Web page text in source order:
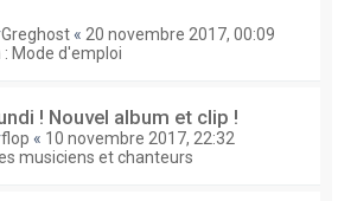
Greghost « 20 novembre 2017, 00:09
: Mode d'emploi
! Nouvel album et clip !
flop « 10 novembre 2017, 22:32
musiciens et chanteurs